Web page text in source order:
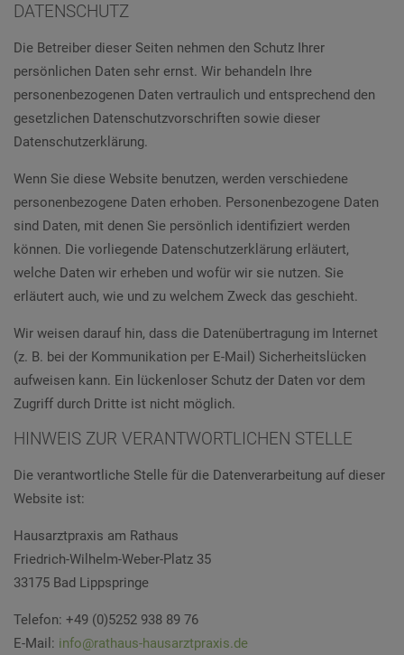
DATENSCHUTZ
Die Betreiber dieser Seiten nehmen den Schutz Ihrer
persönlichen Daten sehr ernst. Wir behandeln Ihre
personenbezogenen Daten vertraulich und entsprechend den
gesetzlichen Datenschutzvorschriften sowie dieser
Datenschutzerklärung.
Wenn Sie diese Website benutzen, werden verschiedene
personenbezogene Daten erhoben. Personenbezogene Daten
sind Daten, mit denen Sie persönlich identifiziert werden
können. Die vorliegende Datenschutzerklärung erläutert,
welche Daten wir erheben und wofür wir sie nutzen. Sie
erläutert auch, wie und zu welchem Zweck das geschieht.
Wir weisen darauf hin, dass die Datenübertragung im Internet
(z. B. bei der Kommunikation per E-Mail) Sicherheitslücken
aufweisen kann. Ein lückenloser Schutz der Daten vor dem
Zugriff durch Dritte ist nicht möglich.
HINWEIS ZUR VERANTWORTLICHEN STELLE
Die verantwortliche Stelle für die Datenverarbeitung auf dieser
Website ist:
Hausarztpraxis am Rathaus
Friedrich-Wilhelm-Weber-Platz 35
33175 Bad Lippspringe
Telefon: +49 (0)5252 938 89 76
E-Mail: info@rathaus-hausarztpraxis.de